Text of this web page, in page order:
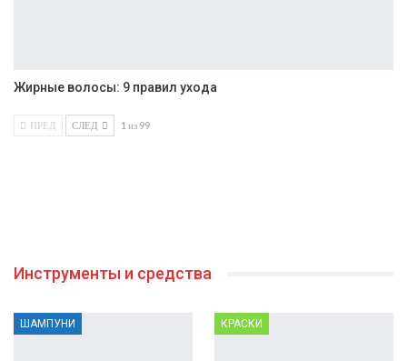
Жирные волосы: 9 правил ухода
ПРЕД СЛЕД 1 из 99
Инструменты и средства
ШАМПУНИ КРАСКИ